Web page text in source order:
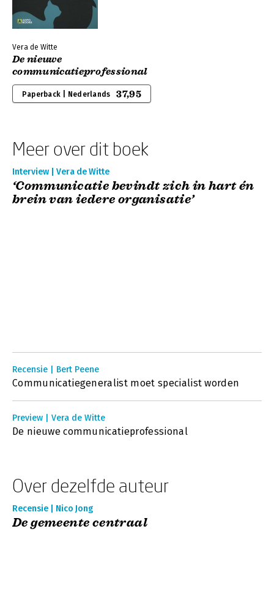
Vera de Witte
De nieuwe
communicatieprofessional
Paperback | Nederlands 37,95
Meer over dit boek
Interview | Vera de Witte
‘Communicatie bevindt zich in hart én
brein van iedere organisatie’
Recensie | Bert Peene
Communicatiegeneralist moet specialist worden
Preview | Vera de Witte
De nieuwe communicatieprofessional
Over dezelfde auteur
Recensie | Nico Jong
De gemeente centraal